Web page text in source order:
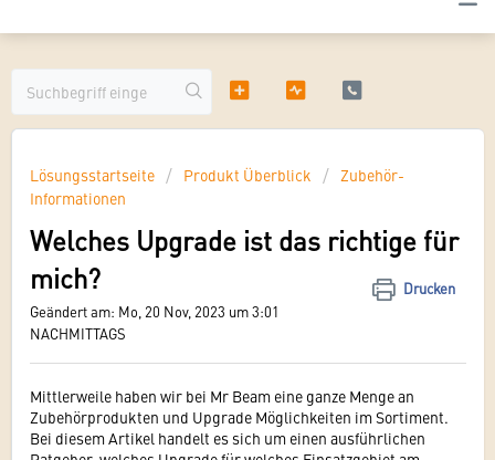
Lösungsstartseite Produkt Überblick
Zubehör-
Informationen
Welches Upgrade ist das richtige für
mich?
Drucken
Geändert am: Mo, 20 Nov, 2023 um 3:01
NACHMITTAGS
Mittlerweile haben wir bei Mr Beam eine ganze Menge an
Zubehörprodukten und Upgrade Möglichkeiten im Sortiment.
Bei diesem Artikel handelt es sich um einen ausführlichen